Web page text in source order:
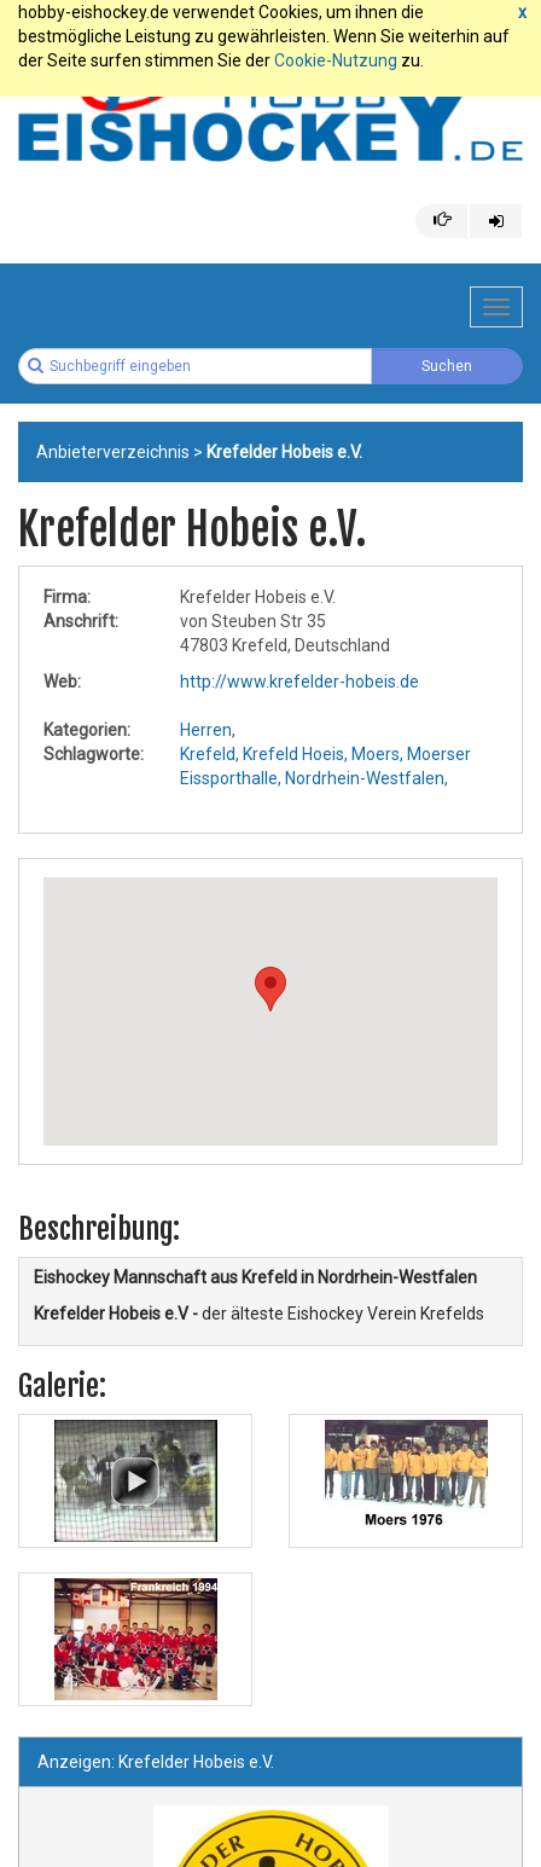
x
hobby-eishockey.de verwendet Cookies, um ihnen die
bestmögliche Leistung zu gewährleisten. Wenn Sie weiterhin auf
der Seite surfen stimmen Sie derCookie-Nutzung zu.
Anbieterverzeichnis > Krefelder Hobeis e.V.
Krefelder Hobeis e.V.
Firma:
Krefelder Hobeis e.V.
Anschrift:
von Steuben Str 35
47803 Krefeld, Deutschland
Web:
http://www.krefelder-hobeis.de
Kategorien: Herren,
Schlagworte:
Krefeld, Krefeld Hoeis, Moers, Moerser
Eissporthalle, Nordrhein-Westfalen,
Beschreibung:
Eishockey Mannschaft aus Krefeld in Nordrhein-Westfalen
Krefelder Hobeis e.V -der älteste Eishockey Verein Krefelds
Galerie:
Anzeigen: Krefelder Hobeis e.V.